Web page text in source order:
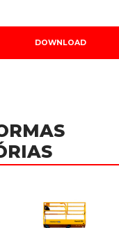
DOWNLOAD